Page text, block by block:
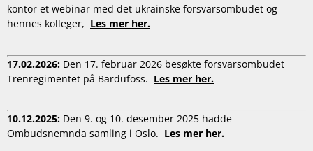
kontor et webinar med det ukrainske forsvarsombudet og
hennes kolleger, Les mer her.
17.02.2026: Den 17. februar 2026 besøkte forsvarsombudet
Trenregimentet på Bardufoss. Les mer her.
10.12.2025: Den 9. og 10. desember 2025 hadde
Ombudsnemnda samling i Oslo. Les mer her.